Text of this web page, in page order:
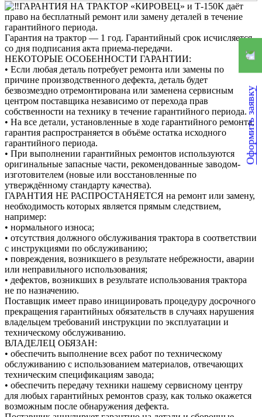
ГАРАНТИЯ НА ТРАКТОР «КИРОВЕЦ» и Т-150К даёт
право на бесплатный ремонт или замену деталей в течение
гарантийного периода.
Гарантия на трактор — 1 год. Гарантийный срок исчисляется
со дня подписания акта приема-передачи.
НЕКОТОРЫЕ ОСОБЕННОСТИ ГАРАНТИИ:
• Если любая деталь потребует ремонта или замены по
причине производственного дефекта, деталь будет
безвозмездно отремонтирована или заменена сервисным
центром поставщика независимо от перехода прав
собственности на технику в течение гарантийного периода.
• На все детали, установленные в ходе гарантийного ремонта,
гарантия распространяется в объёме остатка исходного
гарантийного периода.
• При выполнении гарантийных ремонтов используются
оригинальные запасные части, рекомендованные заводом-
изготовителем (новые или восстановленные по
утверждённому стандарту качества).
ГАРАНТИЯ НЕ РАСПРОСТАНЯЕТСЯ на ремонт или замену,
необходимость которых является прямым следствием,
например:
• нормального износа;
• отсутствия должного обслуживания трактора в соответствии
с инструкциями по обслуживанию;
• повреждения, возникшего в результате небрежности, аварии
или неправильного использования;
• дефектов, возникших в результате использования трактора
не по назначению.
Поставщик имеет право инициировать процедуру досрочного
прекращения гарантийных обязательств в случаях нарушения
владельцем требований инструкции по эксплуатации и
техническому обслуживанию.
ВЛАДЕЛЕЦ ОБЯЗАН:
• обеспечить выполнение всех работ по техническому
обслуживанию с использованием материалов, отвечающих
техническим спецификациям завода;
• обеспечить передачу техники нашему сервисному центру
для любых гарантийных ремонтов сразу, как только окажется
возможным после обнаружения дефекта.
Оформить заявку